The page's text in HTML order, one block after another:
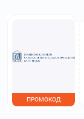
ПРОМОКОД